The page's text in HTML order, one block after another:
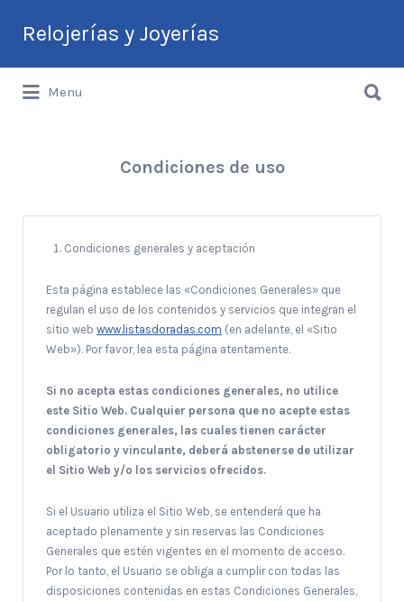
Relojerías y Joyerías
Guía de Relojerías y Joyerías en
por:
Menu
por:
Condiciones de uso
Condiciones generales y aceptación
Esta página establece las «Condiciones Generales» que
regulan el uso de los contenidos y servicios que integran el
sitio web www.listasdoradas.com (en adelante, el «Sitio
Web»). Por favor, lea esta página atentamente.
Si no acepta estas condiciones generales, no utilice
este Sitio Web. Cualquier persona que no acepte estas
condiciones generales, las cuales tienen carácter
obligatorio y vinculante, deberá abstenerse de utilizar
el Sitio Web y/o los servicios ofrecidos.
Si el Usuario utiliza el Sitio Web, se entenderá que ha
aceptado plenamente y sin reservas las Condiciones
Generales que estén vigentes en el momento de acceso.
Por lo tanto, el Usuario se obliga a cumplir con todas las
disposiciones contenidas en estas Condiciones Generales,